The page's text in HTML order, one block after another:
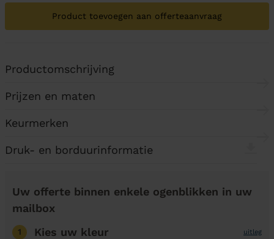
Product toevoegen aan offerteaanvraag
Productomschrijving
Prijzen en maten
Keurmerken
Druk- en borduurinformatie
Uw offerte binnen enkele ogenblikken in uw
mailbox
1 Kies uw kleur uitleg